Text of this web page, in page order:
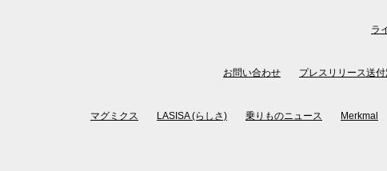
ラ
お問い合わせ プレスリリース送付
マグミクス LASISA (らしさ) 乗りものニュース Merkmal